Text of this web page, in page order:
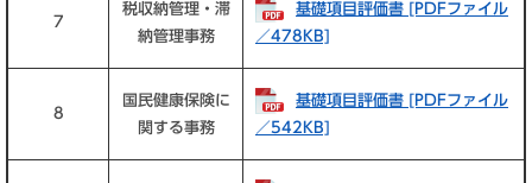
7
税収納管理・滞
納管理事務
基礎項目評価書 [PDFファイル
／478KB]
8
国民健康保険に
関する事務
基礎項目評価書 [PDFファイル
／542KB]